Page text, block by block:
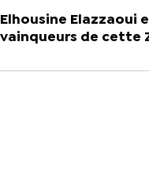
Elhousine Elazzaoui
vainqueurs de cette